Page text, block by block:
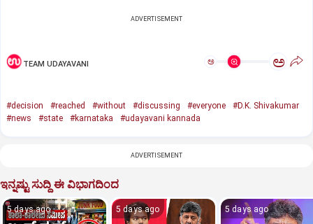
ADVERTISEMENT
TEAM UDAYAVANI ಅ ಅ
#decision #reached #without #discussing #everyone
#D.K. Shivakumar
#news
#state #karnataka #udayavani kannada
ADVERTISEMENT
ಇನ್ನಷ್ಟು ಸುದ್ದಿ ಈ ವಿಭಾಗದಿಂದ
5 days ago 5 days ago 5 days ago